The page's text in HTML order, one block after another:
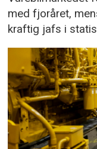
med fjoråret,
kraftig jafs i